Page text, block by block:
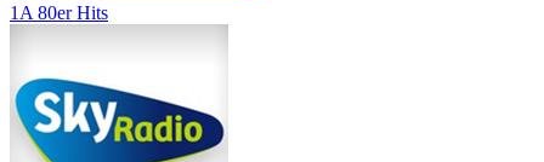
1A 80er Hits